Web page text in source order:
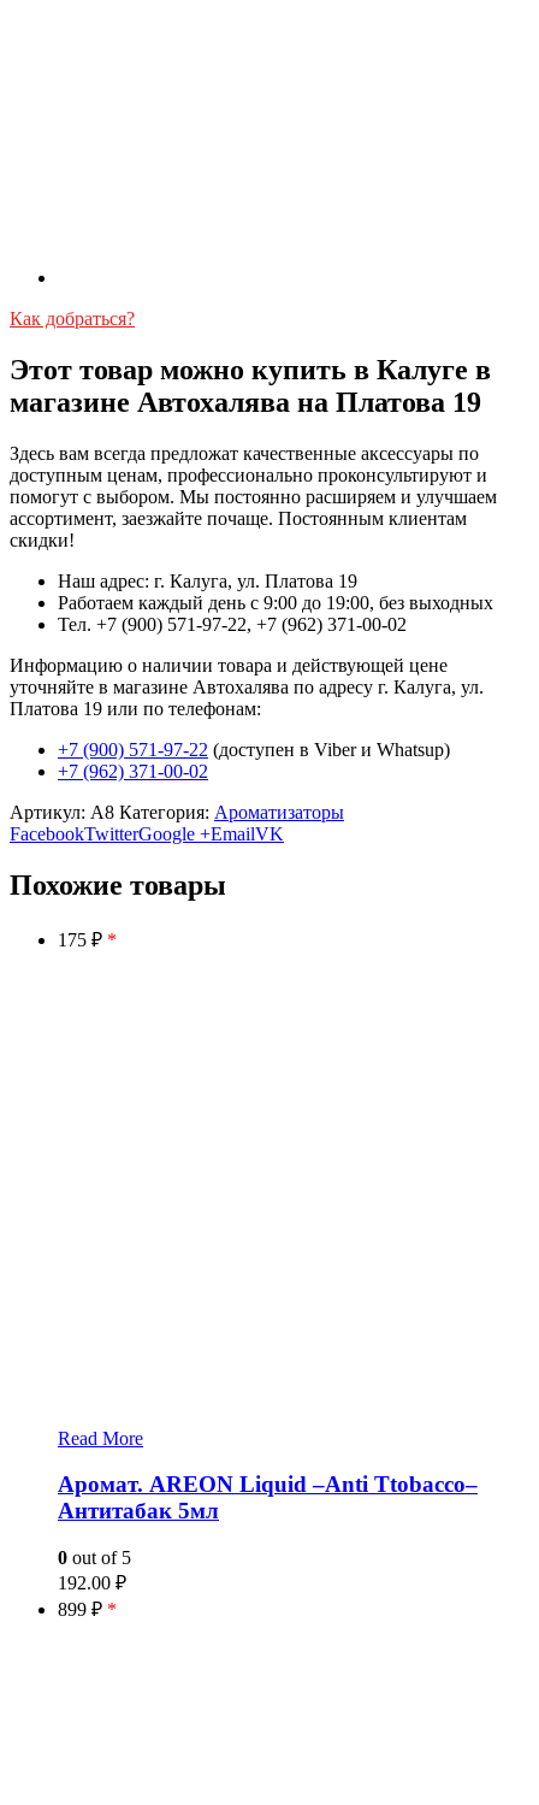
Как добраться?
Этот товар можно купить в Калуге в
магазине Автохалява на Платова 19
Здесь вам всегда предложат качественные аксессуары по
доступным ценам, профессионально проконсультируют и
помогут с выбором. Мы постоянно расширяем и улучшаем
ассортимент, заезжайте почаще. Постоянным клиентам
скидки!
Наш адрес: г. Калуга, ул. Платова 19
Работаем каждый день с 9:00 до 19:00, без выходных
Тел. +7 (900) 571-97-22, +7 (962) 371-00-02
Информацию о наличии товара и действующей цене
уточняйте в магазине Автохалява по адресу г. Калуга, ул.
Платова 19 или по телефонам:
+7 (900) 571-97-22 (доступен в Viber и Whatsup)
+7 (962) 371-00-02
Артикул: А8 Категория: Ароматизаторы
FacebookTwitterGoogle +EmailVK
Похожие товары
175 ₽ *
Read More
Аромат. AREON Liquid –Anti Ttobacco–
Антитабак 5мл
0 out of 5
192.00 ₽
899 ₽ *